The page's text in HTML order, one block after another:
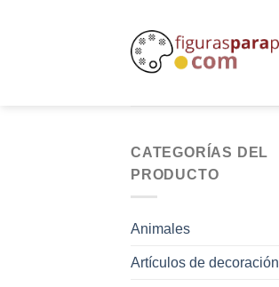
CATEGORÍAS DEL
PRODUCTO
Animales
Artículos de decoración